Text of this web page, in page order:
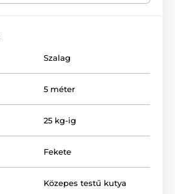
közepes testű kutyák számára,
Szalag
5 méter
25 kg-ig
Fekete
Közepes testű kutya